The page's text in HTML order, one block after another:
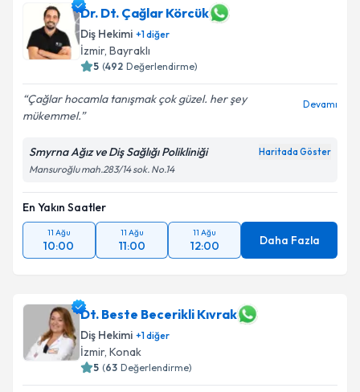
Dr. Dt. Çağlar Körcük
Diş Hekimi +1diğer
İzmir, Bayraklı
5 (492 Değerlendirme)
Çağlar hocamla tanışmak çok güzel. her şey
mükemmel.
Devamı
Smyrna Ağız ve Diş Sağlığı Polikliniği Haritada Göster
Mansuroğlu mah.283/14 sok. No.14
En Yakın Saatler
11 Ağu
10:00
11 Ağu
11:00
11 Ağu
12:00 Daha Fazla
Dt. Beste Becerikli Kıvrak
Diş Hekimi +1diğer
İzmir, Konak
5 (63 Değerlendirme)